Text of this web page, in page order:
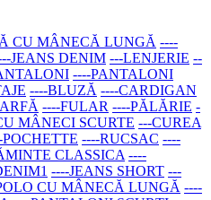
CU MÂNECĂ LUNGĂ ----
JEANS DENIM ---LENJERIE --
----PANTALONI
----BLUZĂ ----CARDIGAN
----FULAR ----PĂLĂRIE -
MÂNECI SCURTE ---CUREA
POCHETTE ----RUCSAC ----
CLASSICA ----
----JEANS SHORT ---
CU MÂNECĂ LUNGĂ ----